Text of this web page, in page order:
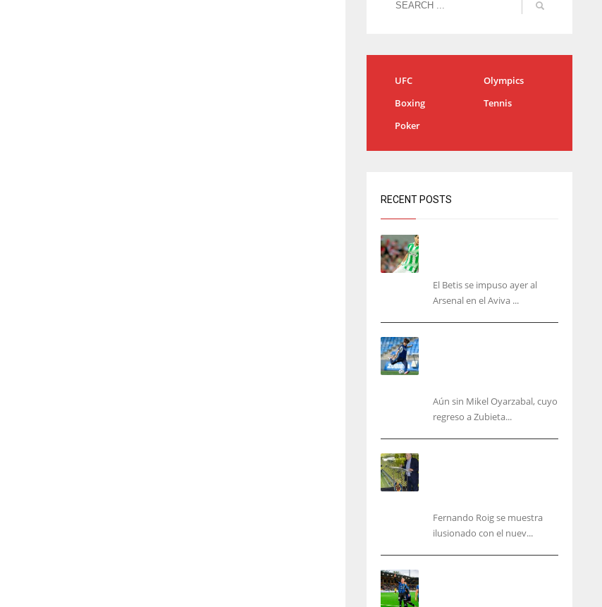
UFC
Olympics
Boxing
Tennis
Poker
RECENT POSTS
El Betis se impuso ayer al
Arsenal en el Aviva ...
Aún sin Mikel Oyarzabal, cuyo
regreso a Zubieta...
Fernando Roig se muestra
ilusionado con el nuev...